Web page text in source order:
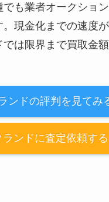
も業者オークショ
現金化までの速度
は限界まで買取金
ンドの評判を見てみ
ランドに査定依頼する